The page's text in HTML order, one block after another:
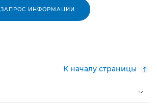
ЗАПРОС ИНФОРМАЦИИ
К началу страницы